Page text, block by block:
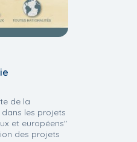
de la
les projets
et européens"
des projets